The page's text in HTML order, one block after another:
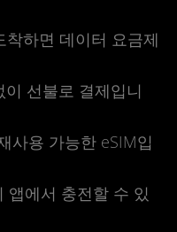
하면 데이터 요금제
선불로 결제입니
사용 가능한 eSIM입
앱에서 충전할 수 있